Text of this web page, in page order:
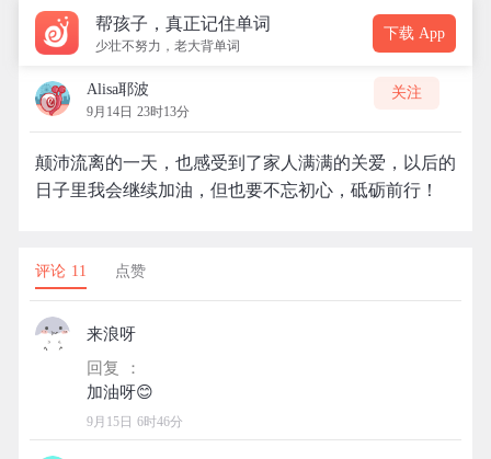
帮孩子，真正记住单词
少壮不努力，老大背单词
下载 App
Alisa耶波
9月14日 23时13分
关注
颠沛流离的一天，也感受到了家人满满的关爱，以后的
日子里我会继续加油，但也要不忘初心，砥砺前行！
评论 11 点赞
来浪呀
回复 ：
9月15日 6时46分